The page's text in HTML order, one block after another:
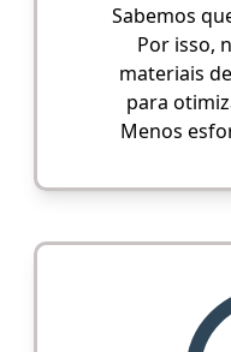
Sabemos
Por isso,
materiais
para
Menos